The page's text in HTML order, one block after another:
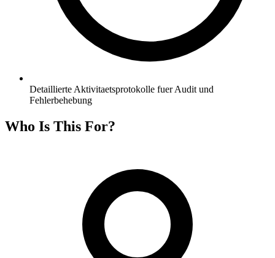
Detaillierte Aktivitaetsprotokolle fuer Audit und
Fehlerbehebung
Who Is This For?